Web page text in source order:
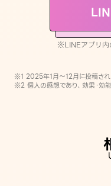
※LINEアプリ内
※1 2025年1月〜12月に投稿され
※2 個人の感想であり、効果・効